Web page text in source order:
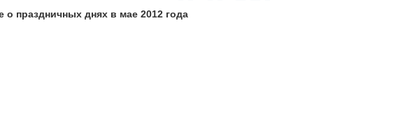
праздничных днях в мае 2012 года